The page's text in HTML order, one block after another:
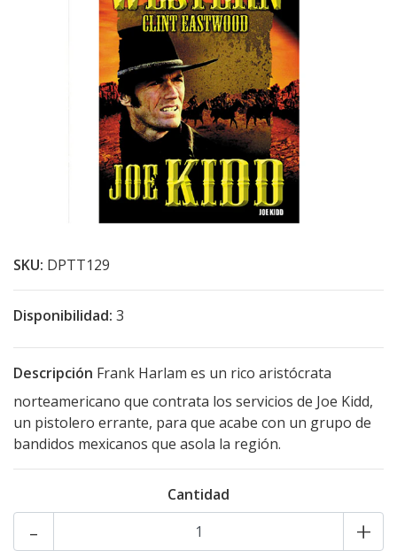
SKU: DPTT129
Disponibilidad: 3
Descripción Frank Harlam es un rico aristócrata
norteamericano que contrata los servicios de Joe Kidd,
un pistolero errante, para que acabe con un grupo de
bandidos mexicanos que asola la región.
Cantidad
+
-